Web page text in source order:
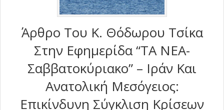
Άρθρο Του Κ. Θόδωρου Τσίκα
Στην Εφημερίδα “ΤΑ ΝΕΑ-
Σαββατοκύριακο” – Ιράν Και
Ανατολική Μεσόγειος:
Επικίνδυνη Σύγκλιση Κρίσεων